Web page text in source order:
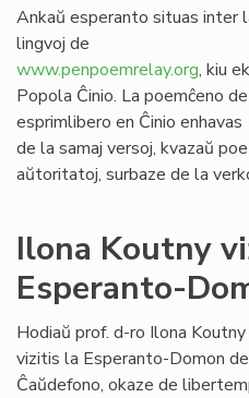
Ankaŭ esperanto situas inter
lingvoj de
www.penpoemrelay.org, kiu
Popola Ĉinio. La poemĉeno
esprimlibero en Ĉinio
de la samaj versoj, kvazaŭ
aŭtoritatoj, surbaze de la
Ilona Koutny
Esperanto-
Hodiaŭ prof. d-ro Ilona Koutny
vizitis la Esperanto-Domon de
Ĉaŭdefono, okaze de